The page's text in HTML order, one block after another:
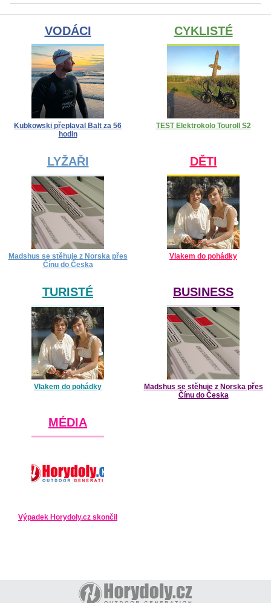
VODÁCI
Kubkowski přeplaval Balt za 56
hodin
CYKLISTÉ
TEST Elektrokolo Touroll S2
LYŽAŘI
Madshus se stěhuje z Norska přes
Čínu do Česka
DĚTI
Vlakem do pohádky
TURISTÉ
Vlakem do pohádky
BUSINESS
Madshus se stěhuje z Norska přes
Čínu do Česka
MÉDIA
Výpadek Horydoly.cz skončil